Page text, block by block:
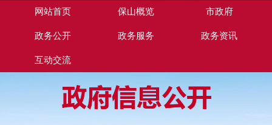
网站首页 保山概览 市政府
政务公开 政务服务 政务资讯
互动交流